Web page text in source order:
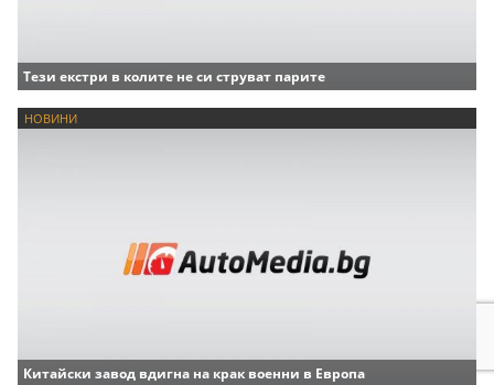
Тези екстри в колите не си струват парите
НОВИНИ
Китайски завод вдигна на крак военни в Европа